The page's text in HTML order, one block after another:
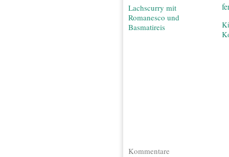
Lachscurry mit
Romanesco und
Basmatireis
Kommentare